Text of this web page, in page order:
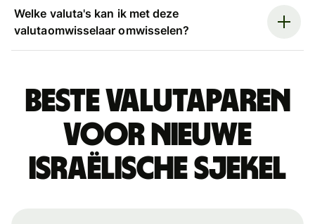
Welke valuta's kan ik met deze
valutaomwisselaar omwisselen?
Beste valutaparen
voor Nieuwe
Israëlische sjekel